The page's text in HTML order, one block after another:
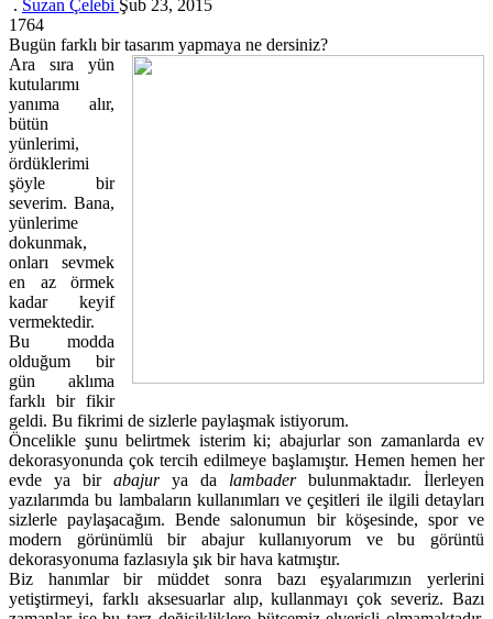
. Suzan Çelebi Şub 23, 2015
1764
Bugün farklı bir tasarım yapmaya ne dersiniz?
Ara sıra yün
kutularımı
yanıma alır,
bütün
yünlerimi,
ördüklerimi
şöyle bir
severim. Bana,
yünlerime
dokunmak,
onları sevmek
en az örmek
kadar keyif
vermektedir.
Bu modda
olduğum bir
gün aklıma
farklı bir fikir
geldi. Bu fikrimi de sizlerle paylaşmak istiyorum.
Öncelikle şunu belirtmek isterim ki; abajurlar son zamanlarda ev
dekorasyonunda çok tercih edilmeye başlamıştır. Hemen hemen her
evde ya bir abajurya da lambaderbulunmaktadır. İlerleyen
yazılarımda bu lambaların kullanımları ve çeşitleri ile ilgili detayları
sizlerle paylaşacağım. Bende salonumun bir köşesinde, spor ve
modern görünümlü bir abajur kullanıyorum ve bu görüntü
dekorasyonuma fazlasıyla şık bir hava katmıştır.
Biz hanımlar bir müddet sonra bazı eşyalarımızın yerlerini
yetiştirmeyi, farklı aksesuarlar alıp, kullanmayı çok severiz. Bazı